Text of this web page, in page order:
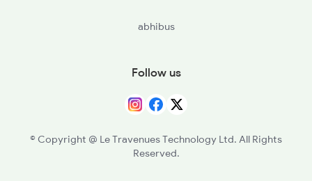
DRU - Kadur
abhibus
Follow us
© Copyright @ Le Travenues Technology Ltd. All Rights
Reserved.